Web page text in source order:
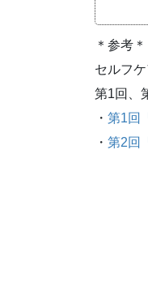
＊参考＊
セルフ
第1回、
・ 第1回
・ 第2回